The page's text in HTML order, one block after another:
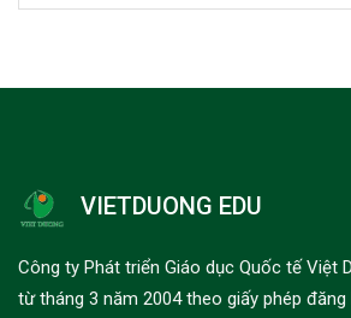
VIETDUONG EDU
Công ty Phát triển Giáo dục Quốc tế Việt
từ tháng 3 năm 2004 theo giấy phép